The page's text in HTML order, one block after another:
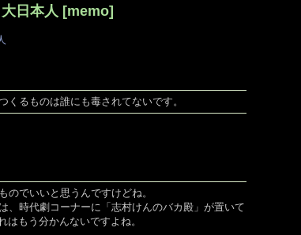
日本人 [memo]
くるものは誰にも毒されてないです。
でいいと思うんですけどね。
、時代劇コーナーに「志村けんのバカ殿」が置いて
はもう分かんないですよね。